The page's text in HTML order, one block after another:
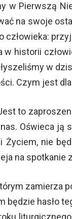
w Pierwszą
na swoje
historii
w
Czym jest dla
to
Oświeca ją
nie
na
zamierza
hasło